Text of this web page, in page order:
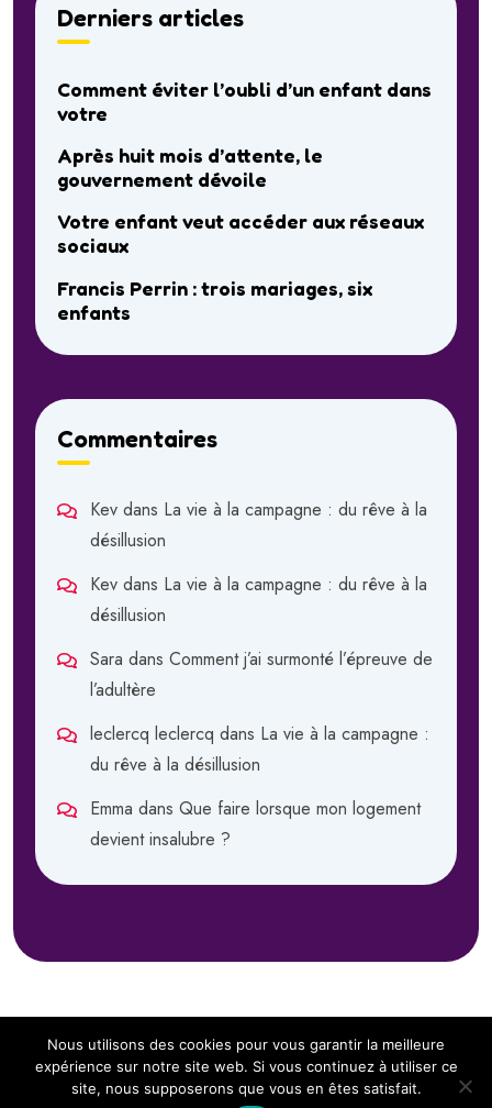
Derniers articles
Comment éviter l’oubli d’un enfant dans
votre
Après huit mois d’attente, le
gouvernement dévoile
Votre enfant veut accéder aux réseaux
sociaux
Francis Perrin : trois mariages, six
enfants
Commentaires
Kev dans La vie à la campagne : du rêve à la
désillusion
Kev dans La vie à la campagne : du rêve à la
désillusion
Sara dans Comment j’ai surmonté l’épreuve de
l’adultère
leclercq leclercq dans La vie à la campagne :
du rêve à la désillusion
Emma dans Que faire lorsque mon logement
devient insalubre ?
Nous utilisons des cookies pour vous garantir la meilleure
expérience sur notre site web. Si vous continuez à utiliser ce
site, nous supposerons que vous en êtes satisfait.